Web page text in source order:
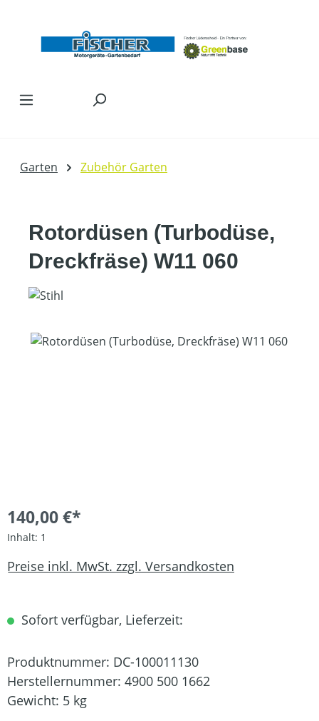
Garten Zubehör Garten
Rotordüsen (Turbodüse,
Dreckfräse) W11 060
Bildergalerie überspringen
140,00 €*
Inhalt: 1
Preise inkl. MwSt. zzgl. Versandkosten
Sofort verfügbar, Lieferzeit:
Produktnummer: DC-100011130
Herstellernummer: 4900 500 1662
Gewicht: 5 kg